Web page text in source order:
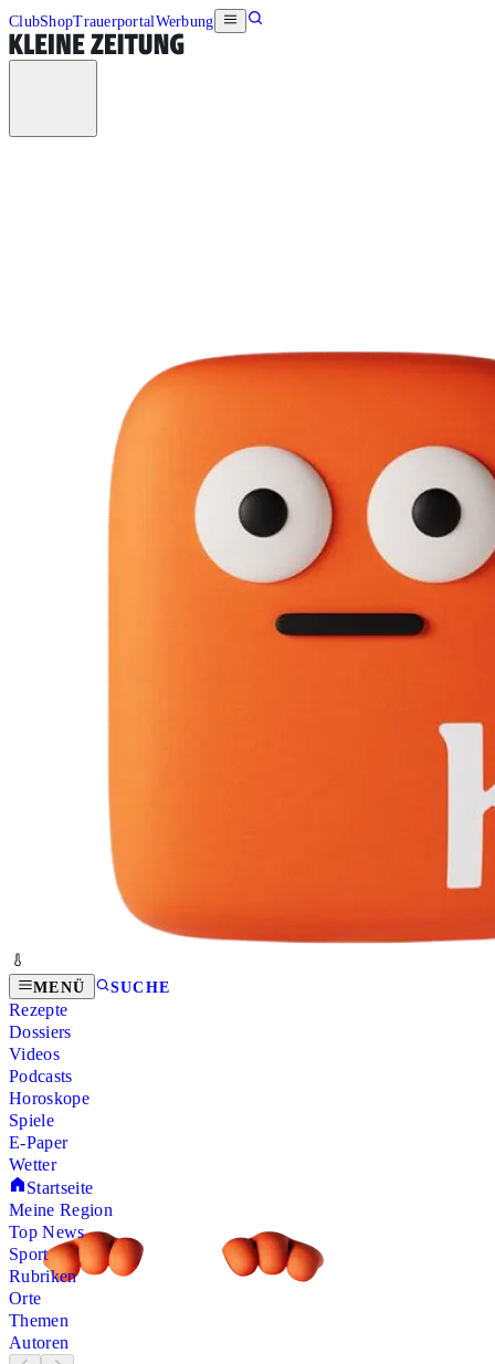
ClubShopTrauerportalWerbung
MENÜ SUCHE
Rezepte
Dossiers
Videos
Podcasts
Horoskope
Spiele
E-Paper
Wetter
Startseite
Meine Region
Top News
Sport
Rubriken
Orte
Themen
Autoren